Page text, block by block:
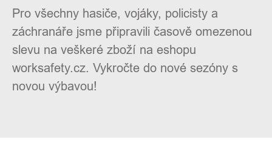
Pro všechny hasiče, vojáky, policisty a
záchranáře jsme připravili časově omezenou
slevu na veškeré zboží na eshopu
worksafety.cz. Vykročte do nové sezóny s
novou výbavou!